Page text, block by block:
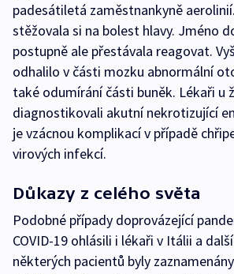
padesátiletá zaměstnankyně
stěžovala si na bolest hlavy. Jméno
postupně ale přestávala reagovat.
odhalilo v části mozku abnormální
také odumírání části buněk. Lékaři u
diagnostikovali akutní nekrotizující
je vzácnou komplikací v případě
virových infekcí.
Důkazy z celého světa
Podobné případy doprovázející
COVID-19 ohlásili i lékaři v Itálii a
některých pacientů byly